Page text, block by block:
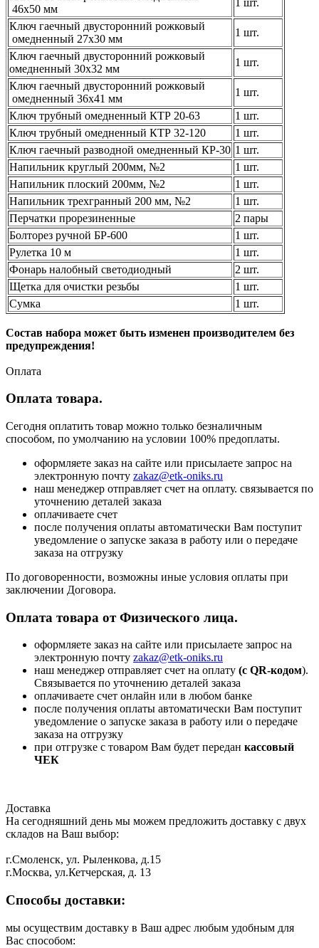
46х50 мм
Ключ гаечный двусторонний рожковый
омедненный 27х30 мм
1 шт.
Ключ гаечный двусторонний рожковый
омедненный 30х32 мм
1 шт.
Ключ гаечный двусторонний рожковый
омедненный 36х41 мм
1 шт.
Ключ трубный омедненный КТР 20-63
1 шт.
Ключ трубный омедненный КТР 32-120
1 шт.
Ключ гаечный разводной омедненный КР-30 1 шт.
Напильник круглый 200мм, №2
1 шт.
Напильник плоский 200мм, №2
1 шт.
Напильник трехгранный 200 мм, №2
1 шт.
Перчатки прорезиненные
2 пары
Болторез ручной БР-600
1 шт.
Рулетка 10 м
1 шт.
Фонарь налобный светодиодный
2 шт.
Щетка для очистки резьбы
1 шт.
Сумка
1 шт.
Состав набора может быть изменен производителем без
предупреждения!
Оплата
Оплата товара.
Сегодня оплатить товар можно только безналичным
способом, по умолчанию на условии 100% предоплаты.
оформляете заказ на сайте или присылаете запрос на
электронную почту zakaz@etk-oniks.ru
наш менеджер отправляет счет на оплату. связывается по
уточнению деталей заказа
оплачиваете счет
после получения оплаты автоматически Вам поступит
уведомление о запуске заказа в работу или о передаче
заказа на отгрузку
По договоренности, возможны иные условия оплаты при
заключении Договора.
Оплата товара от Физического лица.
оформляете заказ на сайте или присылаете запрос на
электронную почту zakaz@etk-oniks.ru
наш менеджер отправляет счет на оплату (с QR-кодом).
Связывается по уточнению деталей заказа
оплачиваете счет онлайн или в любом банке
после получения оплаты автоматически Вам поступит
уведомление о запуске заказа в работу или о передаче
заказа на отгрузку
при отгрузке с товаром Вам будет передан кассовый
ЧЕК
Доставка
На сегодняшний день мы можем предложить доставку с двух
складов на Ваш выбор:
г.Смоленск, ул. Рыленкова, д.15
г.Москва, ул.Кетчерская, д. 13
Способы доставки:
мы осуществим доставку в Ваш адрес любым удобным для
Вас способом: